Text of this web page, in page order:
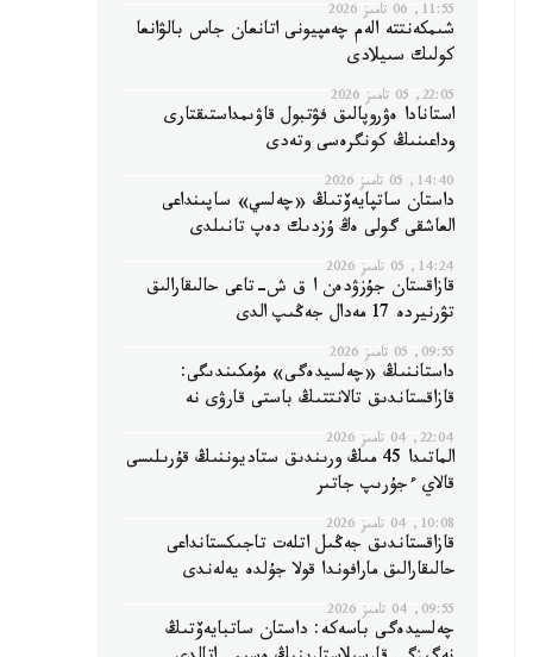
11:55, 06 تامىز 2026
شىمكەنتتە الەم چەمپيونى اتانعان جاس بالۋانعا
كولىك سىيلادى
22:05, 05 تامىز 2026
استانادا ەۋروپالىق فۋتبول قاۋىمداستىقتارى
وداعىنىڭ كونگرەسى وتەدى
14:40, 05 تامىز 2026
داستان ساتپايەۆتىڭ «چەلسي» ساپىنداعى
العاشقى گولى ەڭ ۇزدىك دەپ تانىلدى
14:24, 05 تامىز 2026
قازاقستان جۇزۋدەن ا ق ش-تاعى حالىقارالىق
تۋرنيردە 17 مەدال جەڭىپ الدى
09:55, 05 تامىز 2026
داستاننىڭ «چەلسيدەگى» مۇمكىندىگى:
قازاقستاندىق تالانتتىڭ باستى قارۋى نە
22:04, 04 تامىز 2026
الماتىدا 45 مىڭ ورىندىق ستاديوننىڭ قۇرىلىسى
قالاي ءجۇرىپ جاتىر
10:08, 04 تامىز 2026
قازاقستاندىق جەڭىل اتلەت تاجىكستانداعى
حالىقارالىق مارافوندا قولا جۇلدە يەلەندى
09:55, 04 تامىز 2026
چەلسيدەگى باسەكە: داستان ساتبايەۆتىڭ